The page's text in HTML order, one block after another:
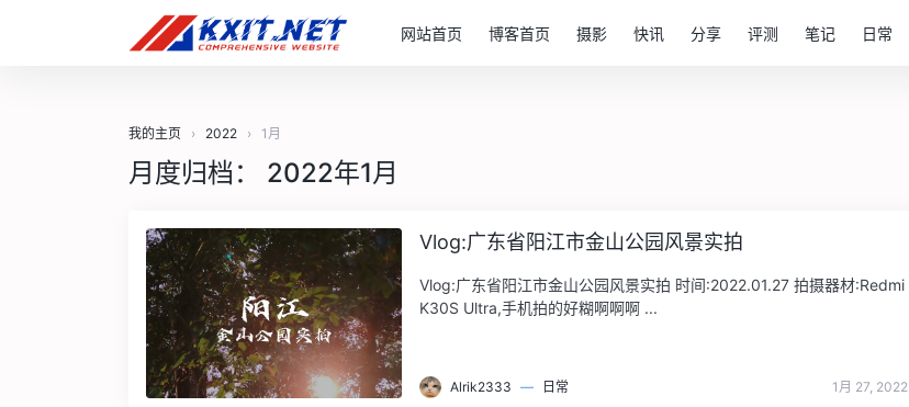
网站首页 博客首页 摄影 快讯 分享 评测 笔记 日常
我的主页 › 2022 › 1月
月度归档： 2022年1月
Vlog:广东省阳江市金山公园风景实拍
Vlog:广东省阳江市金山公园风景实拍 时间:2022.01.27 拍摄器材:Redmi
K30S Ultra,手机拍的好糊啊啊啊 ...
Alrik2333 — 日常 1月 27, 2022